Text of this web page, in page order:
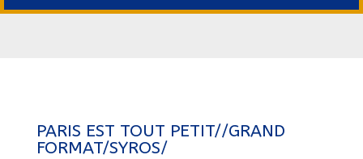
PARIS EST TOUT PETIT//GRAND
FORMAT/SYROS/